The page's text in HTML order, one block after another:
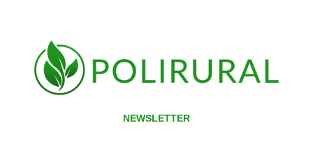
NEWSLETTER